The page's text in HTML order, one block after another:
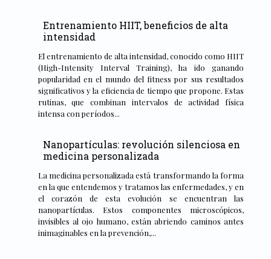
Entrenamiento HIIT, beneficios de alta
intensidad
El entrenamiento de alta intensidad, conocido como HIIT
(High-Intensity Interval Training), ha ido ganando
popularidad en el mundo del fitness por sus resultados
significativos y la eficiencia de tiempo que propone. Estas
rutinas, que combinan intervalos de actividad física
intensa con períodos...
Nanopartículas: revolución silenciosa en
medicina personalizada
La medicina personalizada está transformando la forma
en la que entendemos y tratamos las enfermedades, y en
el corazón de esta evolución se encuentran las
nanopartículas. Estos componentes microscópicos,
invisibles al ojo humano, están abriendo caminos antes
inimaginables en la prevención,...